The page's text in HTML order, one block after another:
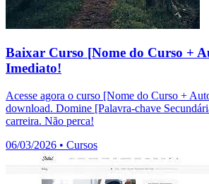
Baixar Curso [Nome do Curso +
Imediato!
Acesse agora o curso [Nome do Curso +
download. Domine [Palavra-chave
carreira. Não perca!
06/03/2026 • Cursos